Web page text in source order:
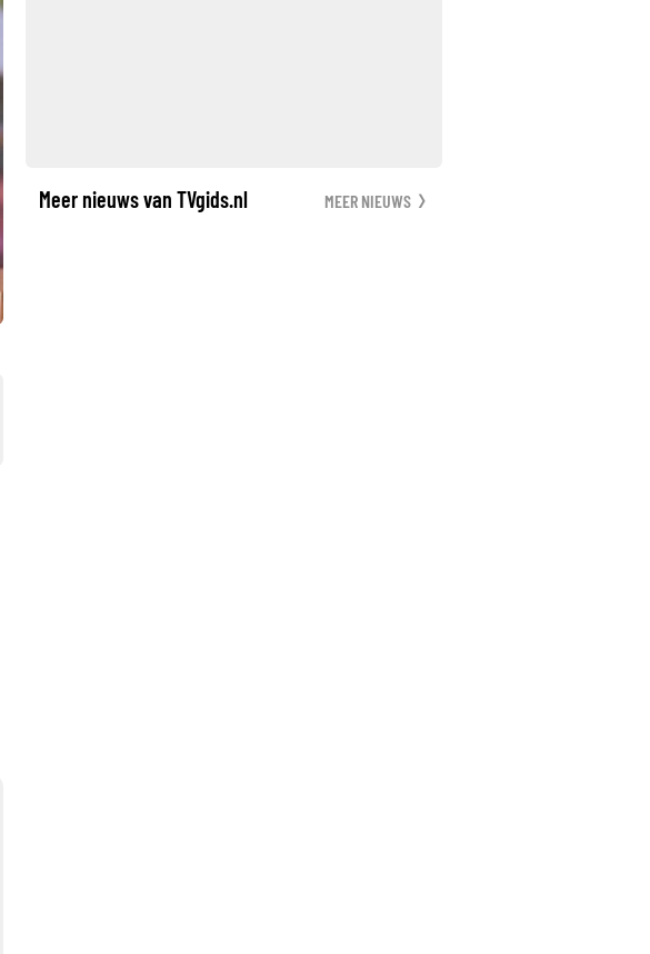
Meer nieuws van TVgids.nl MEER NIEUWS